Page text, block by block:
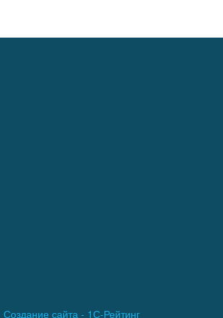
Создание сайта - 1С-Рейтинг